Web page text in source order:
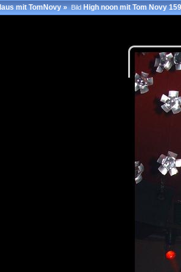
mit TomNovy»BildHigh noon mit Tom Novy 159